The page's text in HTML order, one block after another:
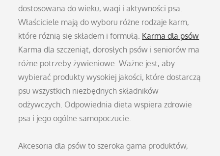
dostosowana do wieku, wagi i aktywności psa.
Właściciele mają do wyboru różne rodzaje karm,
które różnią się składem i formułą. Karma dla psów
Karma dla szczeniąt, dorosłych psów i seniorów ma
różne potrzeby żywieniowe. Ważne jest, aby
wybierać produkty wysokiej jakości, które dostarczą
psu wszystkich niezbędnych składników
odżywczych. Odpowiednia dieta wspiera zdrowie
psa i jego ogólne samopoczucie.
Akcesoria dla psów to szeroka gama produktów,